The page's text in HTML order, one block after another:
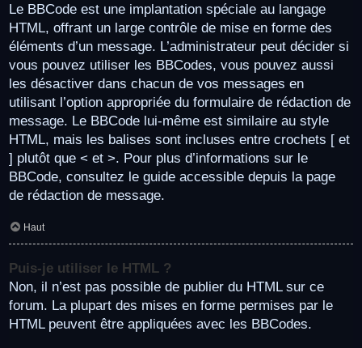
Le BBCode est une implantation spéciale au langage
HTML, offrant un large contrôle de mise en forme des
éléments d’un message. L’administrateur peut décider si
vous pouvez utiliser les BBCodes, vous pouvez aussi
les désactiver dans chacun de vos messages en
utilisant l’option appropriée du formulaire de rédaction de
message. Le BBCode lui-même est similaire au style
HTML, mais les balises sont incluses entre crochets [ et
] plutôt que < et >. Pour plus d’informations sur le
BBCode, consultez le guide accessible depuis la page
de rédaction de message.
Haut
Puis-je utiliser le HTML ?
Non, il n’est pas possible de publier du HTML sur ce
forum. La plupart des mises en forme permises par le
HTML peuvent être appliquées avec les BBCodes.